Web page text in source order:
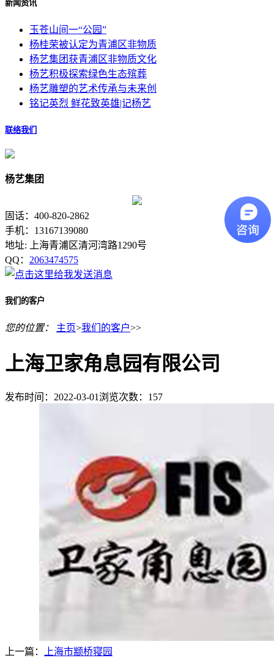
新闻资讯
玉苍山间一“公园”
杨桂荣被认定为青浦区非物质
杨艺集团获青浦区非物质文化
杨艺积极探索绿色生态殡葬
杨艺雕塑的艺术传承与未来创
铭记英烈 鲜花致英雄|记杨艺
联络我们
杨艺集团
固话：400-820-2862
手机：13167139080
地址: 上海青浦区清河湾路1290号
QQ： 2063474575
我们的客户
您的位置： 主页>我们的客户>>
上海卫家角息园有限公司
发布时间：2022-03-01 浏览次数： 157
上一篇：
上海市颛桥寝园